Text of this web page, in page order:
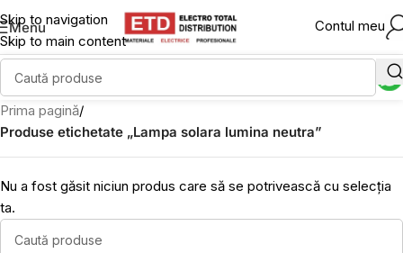
Skip to navigation
Skip to main content
Menu Contul meu
Prima pagină/
Produse etichetate „Lampa solara lumina neutra”
Nu a fost găsit niciun produs care să se potrivească cu selecția
ta.